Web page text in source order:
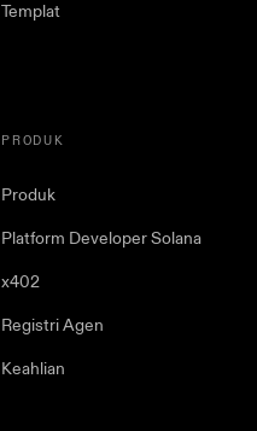
Templat
PRODUK
Produk
Platform Developer Solana
x402
Registri Agen
Keahlian